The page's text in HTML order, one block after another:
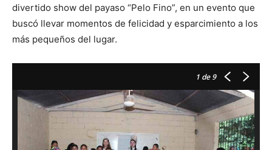
divertido show del payaso “Pelo Fino”, en un evento que
buscó llevar momentos de felicidad y esparcimiento a los
más pequeños del lugar.
1 de 9